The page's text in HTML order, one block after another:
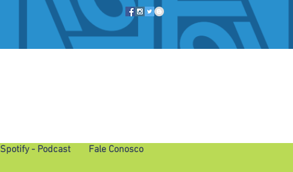
Spotify - Podcast Fale Conosco